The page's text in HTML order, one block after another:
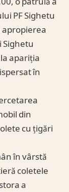
PF Sighetu
apropierea
Sighetu
apariția
în
din
cu țigări
în vârstă
coletele
a